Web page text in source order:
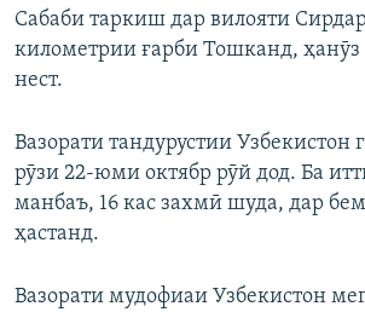
Ҳамаи сомонаҳои RFE/RL
Сабаби таркиш дар вилояти
километрии ғарби Тошканд,
нест.
Вазорати тандурустии Узбекистон
рӯзи 22-юми октябр рӯй дод. Ба
манбаъ, 16 кас захмӣ шуда, дар
ҳастанд.
Вазорати мудофиаи Узбекистон